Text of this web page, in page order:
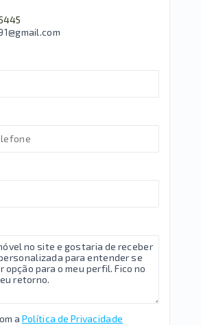
a Política de Privacidade